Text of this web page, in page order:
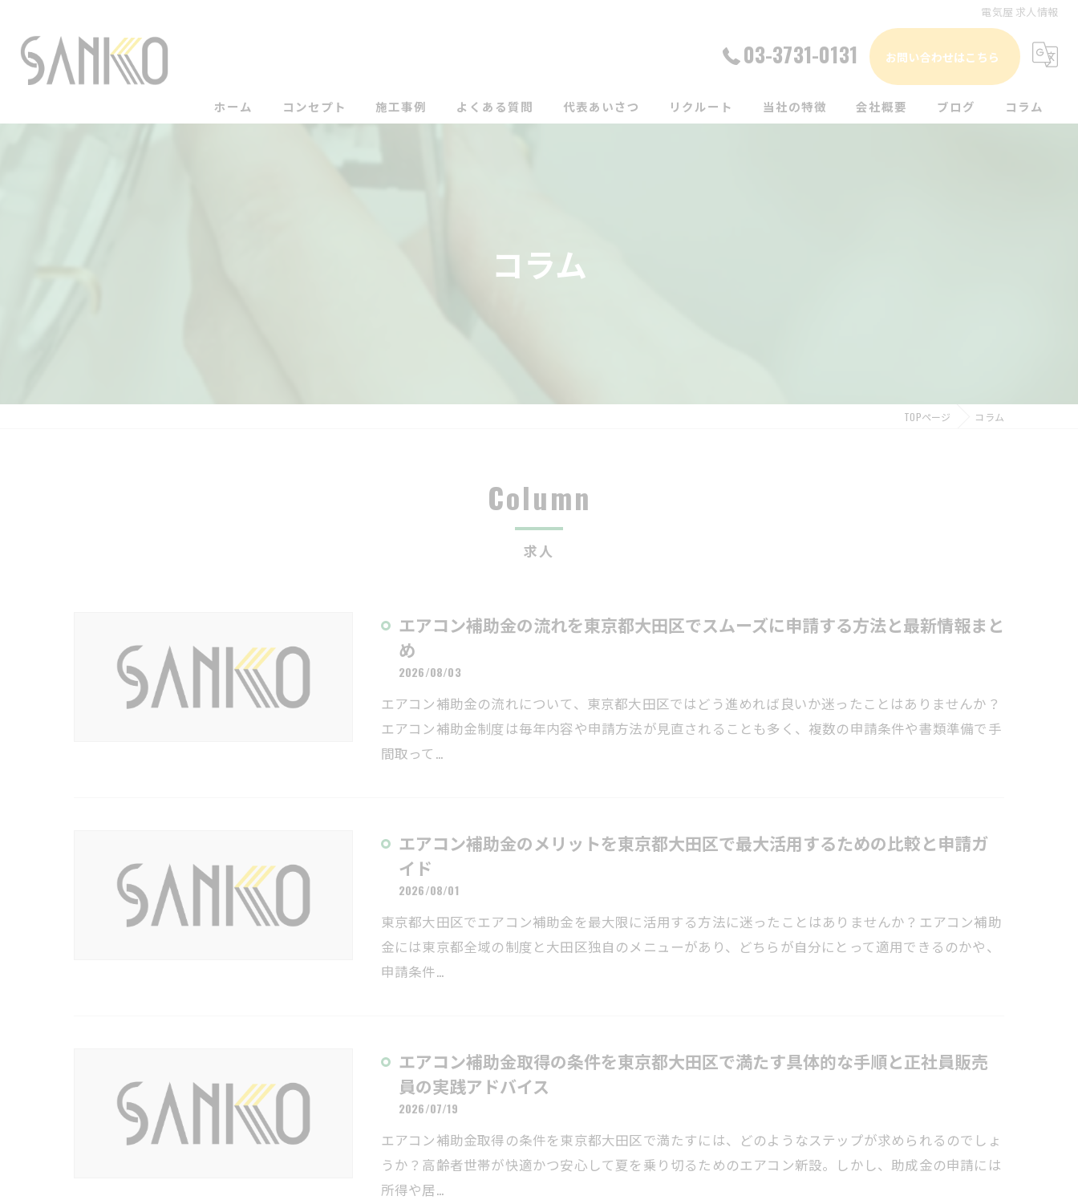
電気屋 求人情報
03-3731-0131 お問い合わせはこちら
ホーム コンセプト 施工事例 よくある質問 代表あいさつ リクルート 当社の特徴 会社概要 ブログ コラム
コラム
TOPページ コラム
Column
求人
エアコン補助金の流れを東京都大田区でスムーズに申請する方法と最新情報まと
め
2026/08/03
エアコン補助金の流れについて、東京都大田区ではどう進めれば良いか迷ったことはありませんか？
エアコン補助金制度は毎年内容や申請方法が見直されることも多く、複数の申請条件や書類準備で手
間取って…
エアコン補助金のメリットを東京都大田区で最大活用するための比較と申請ガ
イド
2026/08/01
東京都大田区でエアコン補助金を最大限に活用する方法に迷ったことはありませんか？エアコン補助
金には東京都全域の制度と大田区独自のメニューがあり、どちらが自分にとって適用できるのかや、
申請条件…
エアコン補助金取得の条件を東京都大田区で満たす具体的な手順と正社員販売
員の実践アドバイス
2026/07/19
エアコン補助金取得の条件を東京都大田区で満たすには、どのようなステップが求められるのでしょ
うか？高齢者世帯が快適かつ安心して夏を乗り切るためのエアコン新設。しかし、助成金の申請には
所得や居…